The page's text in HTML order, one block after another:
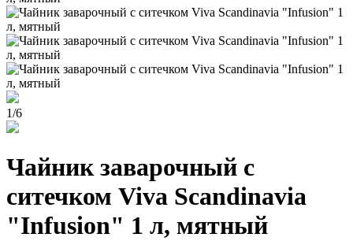
1/6
Чайник заварочный с
ситечком Viva Scandinavia
"Infusion" 1 л, мятный